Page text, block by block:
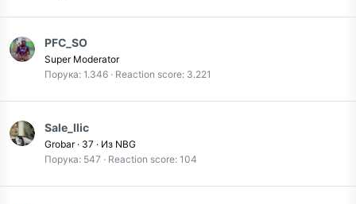
PFC_SO
Super Moderator
Порука 1.346 Reaction score 3.221
Sale_Ilic
Grobar · 37 · Из NBG
Порука 547 Reaction score 104